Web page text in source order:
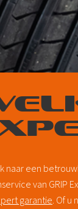
naar een
van GRIP
garantie. Of u